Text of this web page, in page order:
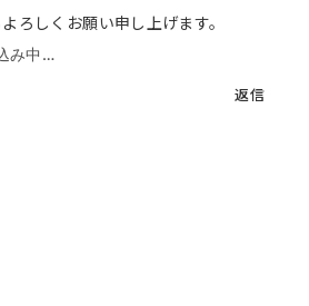
ろしくお願い申し上げます。
み中…
返信